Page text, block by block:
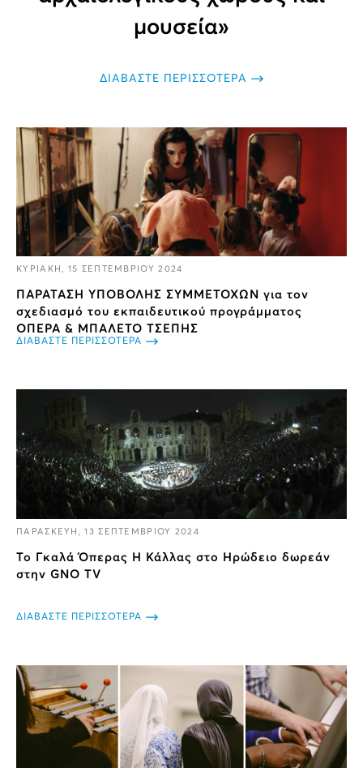
μουσεία»
ΔΙΑΒΑΣΤΕ ΠΕΡΙΣΣΟΤΕΡΑ
ΚΥΡΙΑΚΗ, 15 ΣΕΠΤΕΜΒΡΙΟΥ 2024
ΠΑΡΑΤΑΣΗ ΥΠΟΒΟΛΗΣ ΣΥΜΜΕΤΟΧΩΝ για τον
σχεδιασμό του εκπαιδευτικού προγράμματος
ΟΠΕΡΑ & ΜΠΑΛΕΤΟ ΤΣΕΠΗΣ
ΔΙΑΒΑΣΤΕ ΠΕΡΙΣΣΟΤΕΡΑ
ΠΑΡΑΣΚΕΥΗ, 13 ΣΕΠΤΕΜΒΡΙΟΥ 2024
Το Γκαλά Όπερας Η Κάλλας στο Ηρώδειο δωρεάν
στην GNO TV
ΔΙΑΒΑΣΤΕ ΠΕΡΙΣΣΟΤΕΡΑ